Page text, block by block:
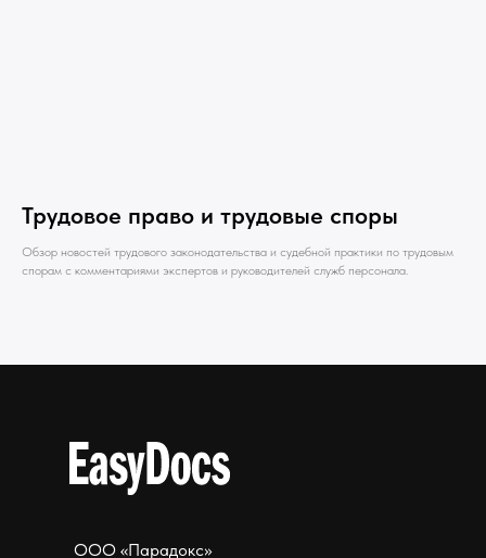
Трудовое право и трудовые споры
Обзор новостей трудового законодательства и судебной практики по трудовым
спорам с комментариями экспертов и руководителей служб персонала.
ООО «Парадокс»